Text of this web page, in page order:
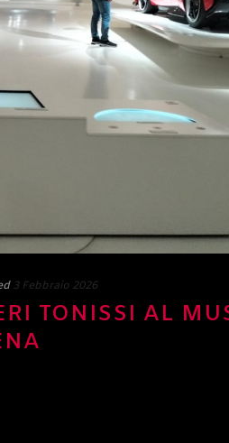
3 Febbraio 2026
TONISSI AL